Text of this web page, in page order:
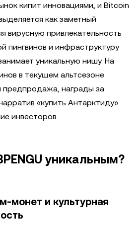
кипит инновациями, и Bitcoin
как заметный
вирусную привлекательность
пингвинов и инфраструктуру
уникальную нишу. На
в текущем альтсезоне
предпродажа, награды за
«купить Антарктиду»
инвесторов.
уникальным?
монет и культурная